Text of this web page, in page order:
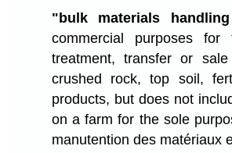
"bulk materials
commercial purposes for
treatment, transfer or
crushed rock, top soil,
products, but does not
on a farm for the sole
manutention des matériaux